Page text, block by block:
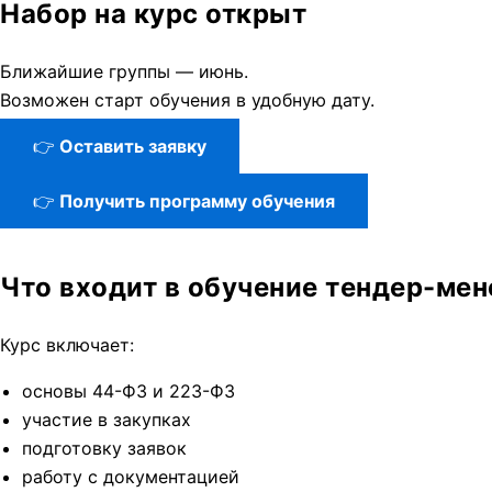
Набор на курс открыт
Ближайшие группы — июнь.
Возможен старт обучения в удобную дату.
👉 Оставить заявку
👉 Получить программу обучения
Что входит в обучение тендер-
Курс включает:
основы 44-ФЗ и 223-ФЗ
участие в закупках
подготовку заявок
работу с документацией